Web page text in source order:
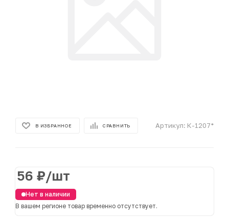
В ИЗБРАННОЕ СРАВНИТЬ Артикул: К-1207*
56 ₽/шт
Нет в наличии
В вашем регионе товар временно отсутствует.